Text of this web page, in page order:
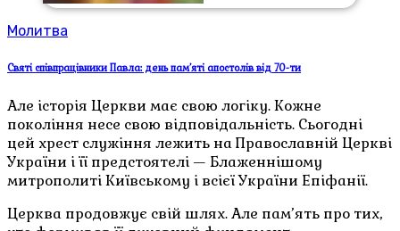
Молитва
Святі співпрацівники Павла: день пам’яті апостолів від 70-ти
Але історія Церкви має свою логіку. Кожне
покоління несе свою відповідальність. Сьогодні
цей хрест служіння лежить на Православній Церкві
України і її предстоятелі — Блаженнішому
митрополиті Київському і всієї України Епіфанії.
Церква продовжує свій шлях. Але пам’ять про тих,